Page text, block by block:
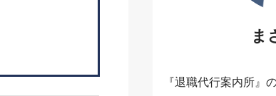
ま
『退職代行案内所』